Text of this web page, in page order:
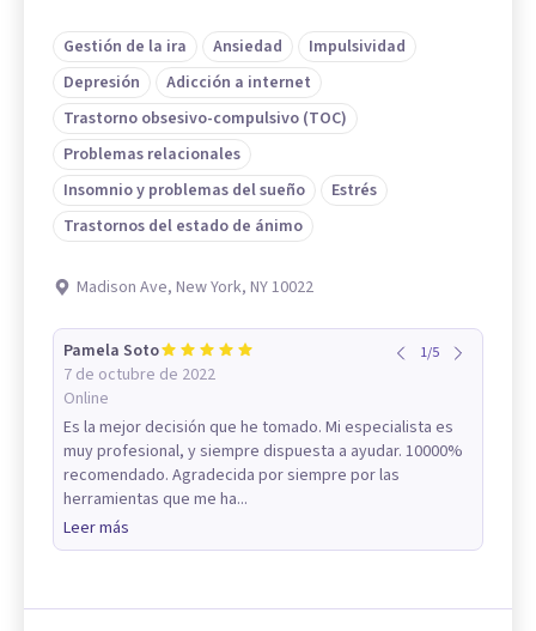
Gestión de la ira Ansiedad
Impulsividad
Depresión
Adicción a internet
Trastorno obsesivo-compulsivo (TOC)
Problemas relacionales
Insomnio y problemas del sueño
Estrés
Trastornos del estado de ánimo
Madison Ave, New York, NY 10022
Pamela Soto
7 de octubre de 2022
Online
1/5
Es la mejor decisión que he tomado. Mi especialista es
muy profesional, y siempre dispuesta a ayudar. 10000%
recomendado. Agradecida por siempre por las
herramientas que me ha...
Leer más